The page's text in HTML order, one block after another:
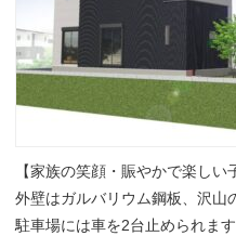
【家族の笑顔・賑やかで楽しい
外壁はガルバリウム鋼板、沢山
駐車場には車を2台止められます